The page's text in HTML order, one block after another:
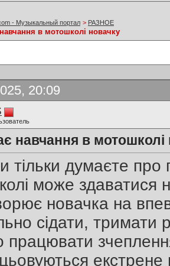
- Музыкальный портал > РАЗНОЕ
в мотошколі новачку
20:09
навчання в мотошколі
тільки думаєте
може здаватися
новачка на
сідати, тримати
працювати